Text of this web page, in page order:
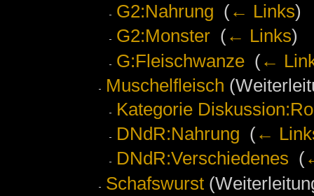
G2:Nahrung (← Links)
G2:Monster‎ (← Links)
G:Fleischwanze‎ (←
Muschelfleisch
Kategorie
DNdR:Nahrung (←
DNdR:Verschiedenes (
Schafswurst